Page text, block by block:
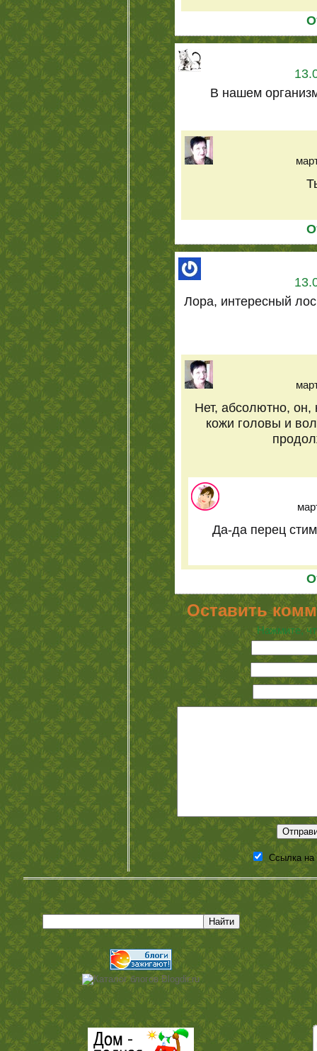
В нашем
Лора, интересный
Нет, абсолютно, он,
кожи головы и
Да-да перец
Оставить
Нажмите,
Ссылка